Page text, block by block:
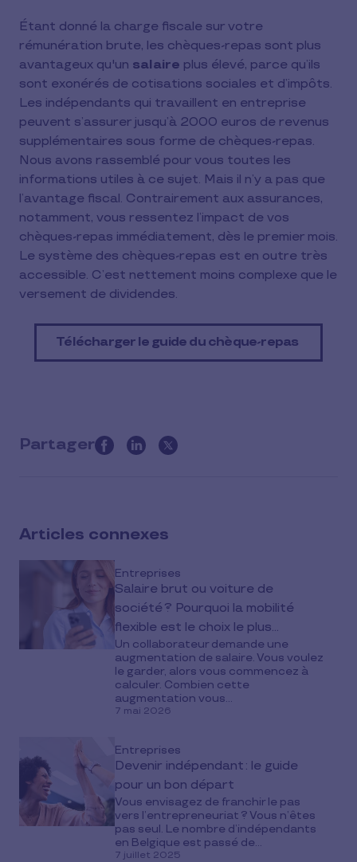
Étant donné la charge fiscale sur votre
rémunération brute, les chèques-repas sont plus
avantageux qu'un salaire plus élevé, parce qu’ils
sont exonérés de cotisations sociales et d’impôts.
Les indépendants qui travaillent en entreprise
peuvent s’assurer jusqu’à 2000 euros de revenus
supplémentaires sous forme de chèques-repas.
Nous avons rassemblé pour vous toutes les
informations utiles à ce sujet. Mais il n’y a pas que
l’avantage fiscal. Contrairement aux assurances,
notamment, vous ressentez l’impact de vos
chèques-repas immédiatement, dès le premier mois.
Le système des chèques-repas est en outre très
accessible. C’est nettement moins complexe que le
versement de dividendes.
Télécharger le guide du chèque-repas
Partager
this
media
Articles connexes
Entreprises
Salaire brut ou voiture de
société ? Pourquoi la mobilité
flexible est le choix le plus
intelligent en 2026
Un collaborateur demande une
augmentation de salaire. Vous voulez
le garder, alors vous commencez à
calculer. Combien cette
augmentation vous...
7 mai 2026
Entreprises
Devenir indépendant : le guide
pour un bon départ
Vous envisagez de franchir le pas
vers l’entrepreneuriat ? Vous n’êtes
pas seul. Le nombre d’indépendants
en Belgique est passé de...
7 juillet 2025